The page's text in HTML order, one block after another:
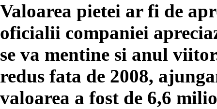
Valoarea pietei ar fi de
oficialii companiei
se va mentine si anul
redus fata de 2008,
valoarea a fost de 6,6